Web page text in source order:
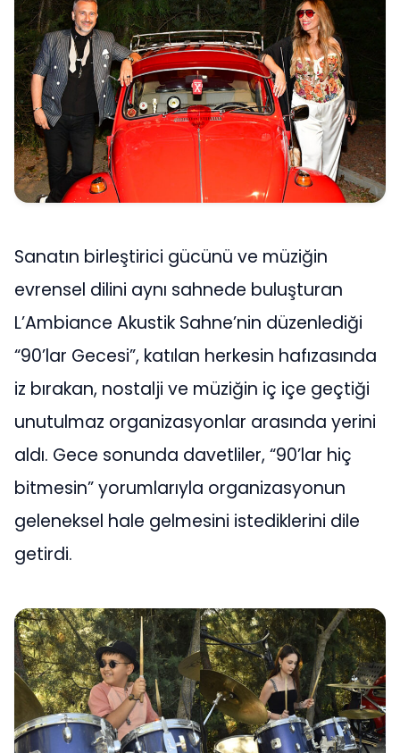
Sanatın birleştirici gücünü ve müziğin
evrensel dilini aynı sahnede buluşturan
L’Ambiance Akustik Sahne’nin düzenlediği
“90’lar Gecesi”, katılan herkesin hafızasında
iz bırakan, nostalji ve müziğin iç içe geçtiği
unutulmaz organizasyonlar arasında yerini
aldı. Gece sonunda davetliler, “90’lar hiç
bitmesin” yorumlarıyla organizasyonun
geleneksel hale gelmesini istediklerini dile
getirdi.